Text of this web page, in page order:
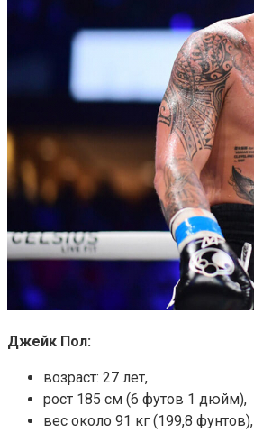
Джейк Пол:
возраст: 27 лет,
рост 185 см (6 футов 1 дюйм),
вес около 91 кг (199,8 фунтов),